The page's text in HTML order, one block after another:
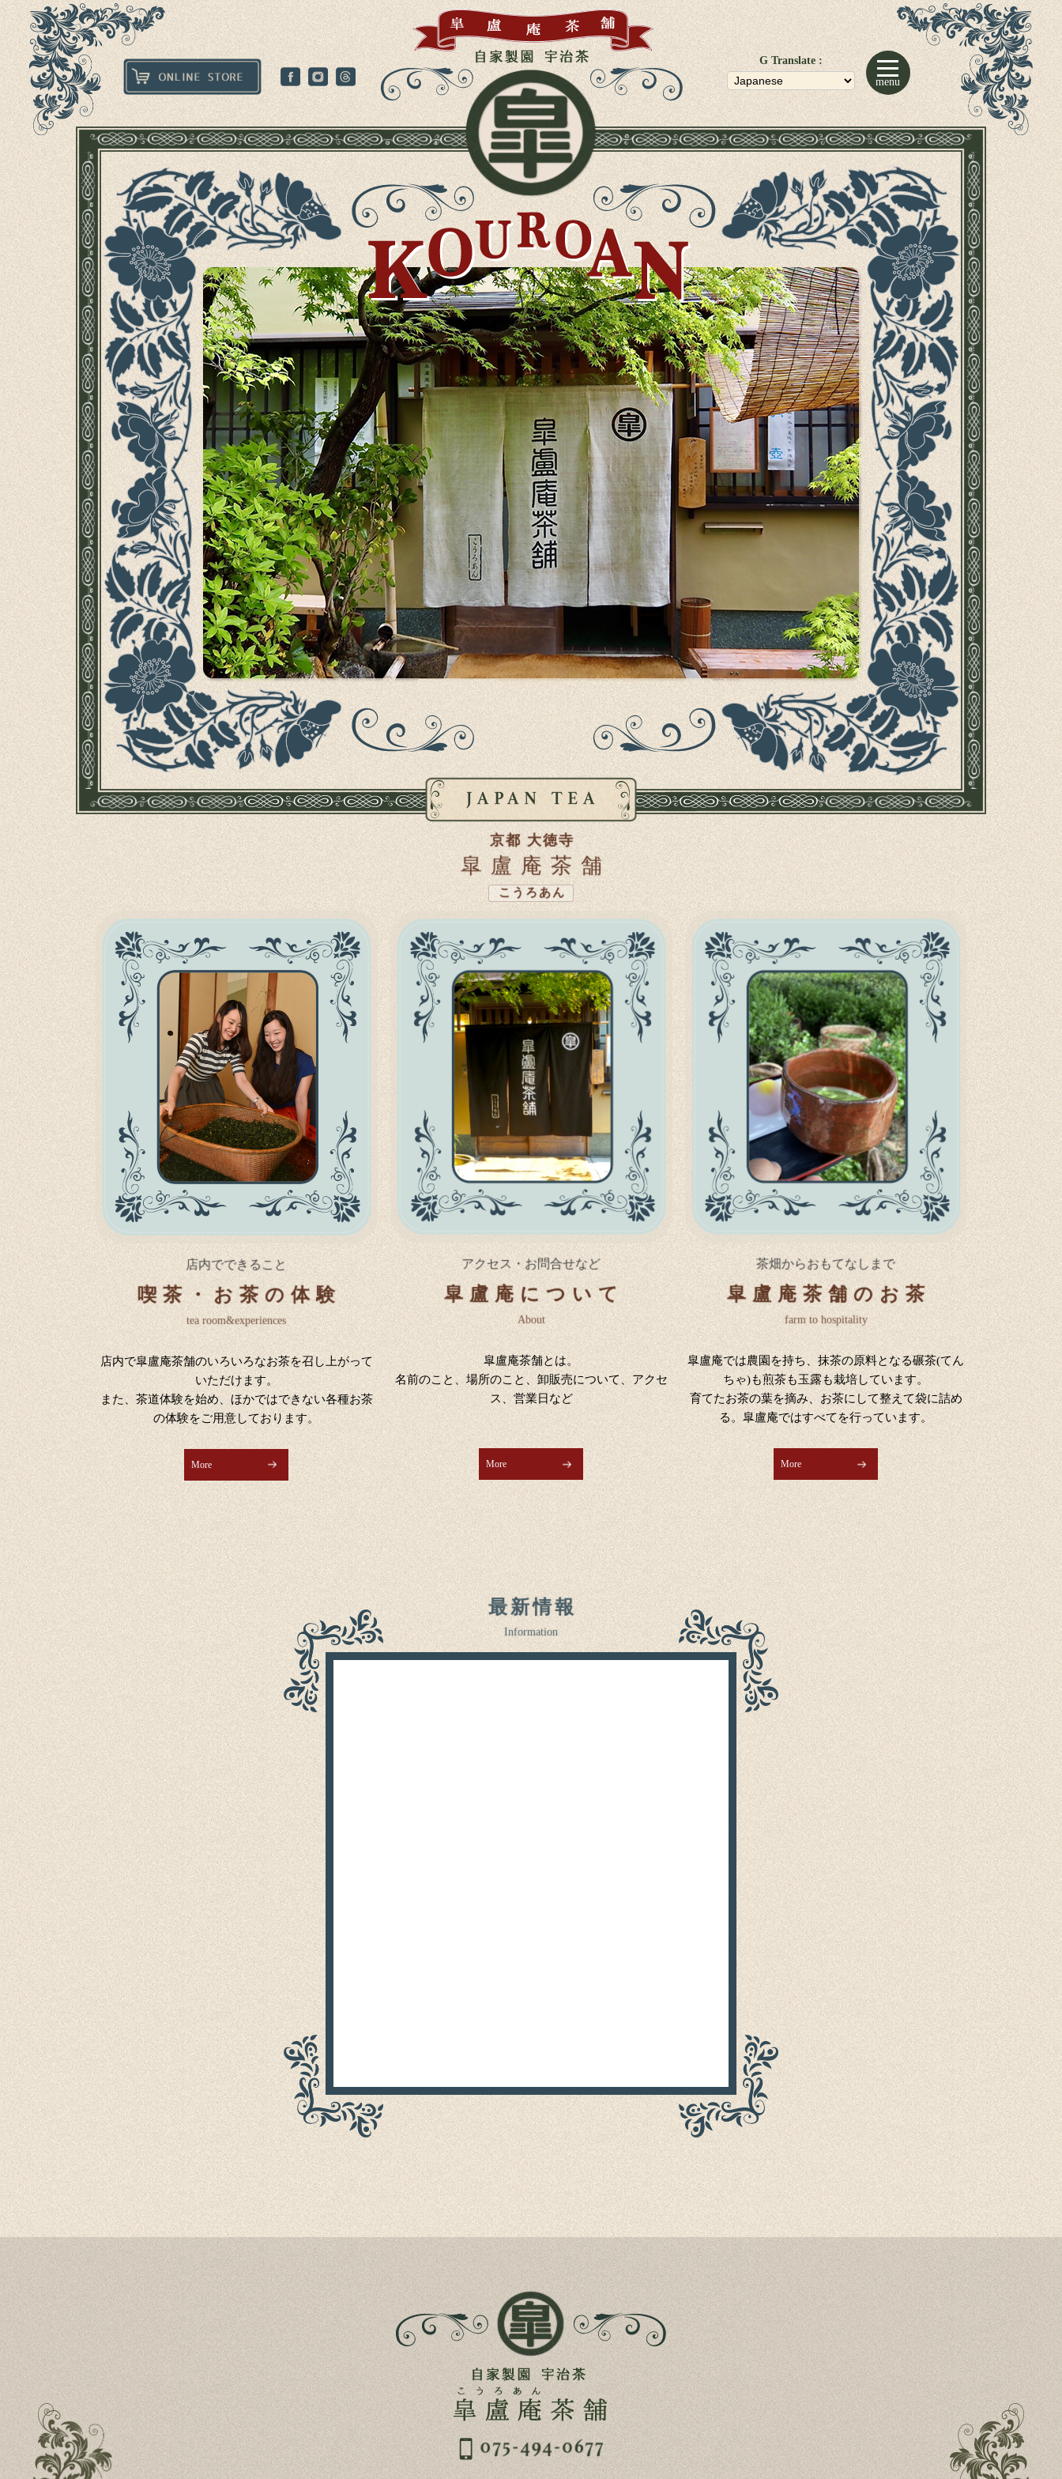
G Translate :
menu
京都 大徳寺
皐盧庵茶舗
こうろあん
店内でできること
喫茶・お茶の体験
tea room&experiences
店内で皐盧庵茶舗のいろいろなお茶を召し上がって
いただけます。
また、茶道体験を始め、ほかではできない各種お茶
の体験をご用意しております。
More
アクセス・お問合せなど
皐盧庵について
About
皐盧庵茶舗とは。
名前のこと、場所のこと、卸販売について、アクセ
ス、営業日など
More
茶畑からおもてなしまで
皐盧庵茶舗のお茶
farm to hospitality
皐盧庵では農園を持ち、抹茶の原料となる碾茶(てん
ちゃ)も煎茶も玉露も栽培しています。
育てたお茶の葉を摘み、お茶にして整えて袋に詰め
る。皐盧庵ではすべてを行っています。
More
最新情報
Information